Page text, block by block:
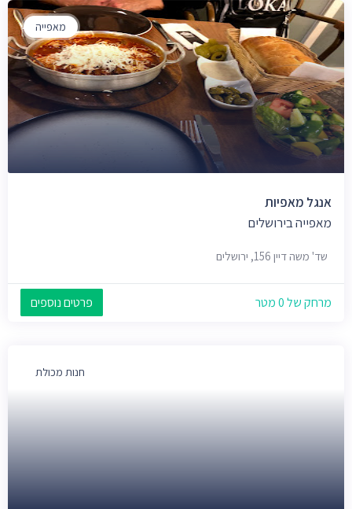
מאפייה
אנגל מאפיות
מאפייה בירושלים
שד' משה דיין 156, ירושלים
מרחק של 0 מטר פרטים נוספים
חנות מכולת